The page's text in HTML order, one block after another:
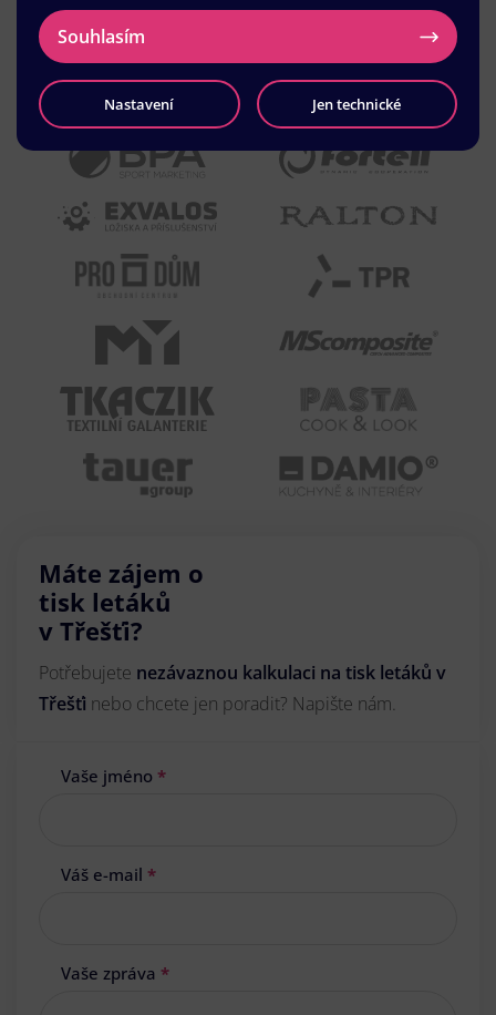
Máte zájem o
tisk letáků
v Třešťi?
Potřebujete nezávaznou kalkulaci na tisk letáků v
Třešťi nebo chcete jen poradit? Napište nám.
Vaše jméno *
Váš e-mail *
Vaše zpráva *
Souhlasím
Nastavení Jen technické